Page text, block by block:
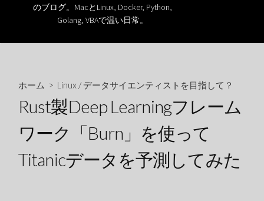
のブログ。MacとLinux, Docker, Python,
Golang, VBAで温い日常。
ホーム > Linux /データサイエンティストを目指して？
Rust製Deep Learningフレーム
ワーク「Burn」を使って
Titanicデータを予測してみた